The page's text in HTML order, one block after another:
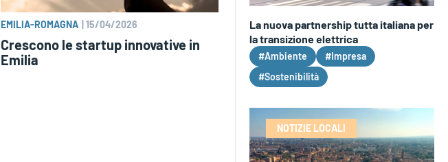
EMILIA-ROMAGNA |15/04/2026
Crescono le startup innovative in
Emilia
La nuova partnership tutta italiana per
la transizione elettrica
#Ambiente
#Impresa
#Sostenibilità
NOTIZIE LOCALI